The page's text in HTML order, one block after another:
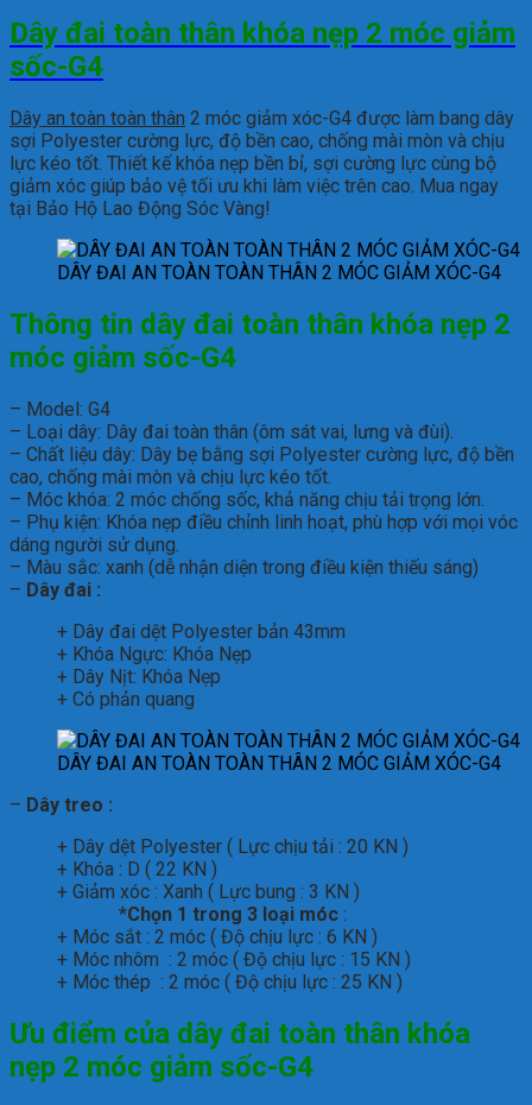
Dây đai toàn thân khóa nẹp 2 móc giảm
sốc-G4
Dây an toàn toàn thân 2 móc giảm xóc-G4 được làm bang dây
sợi Polyester cường lực, độ bền cao, chống mài mòn và chịu
lực kéo tốt. Thiết kế khóa nẹp bền bỉ, sợi cường lực cùng bộ
giảm xóc giúp bảo vệ tối ưu khi làm việc trên cao. Mua ngay
tại Bảo Hộ Lao Động Sóc Vàng!
DÂY ĐAI AN TOÀN TOÀN THÂN 2 MÓC GIẢM XÓC-G4
Thông tin dây đai toàn thân khóa nẹp 2
móc giảm sốc-G4
– Model: G4
– Loại dây: Dây đai toàn thân (ôm sát vai, lưng và đùi).
– Chất liệu dây: Dây bẹ bằng sợi Polyester cường lực, độ bền
cao, chống mài mòn và chịu lực kéo tốt.
– Móc khóa: 2 móc chống sốc, khả năng chịu tải trọng lớn.
– Phụ kiện: Khóa nẹp điều chỉnh linh hoạt, phù hợp với mọi vóc
dáng người sử dụng.
– Màu sắc: xanh (dễ nhận diện trong điều kiện thiếu sáng)
– Dây đai :
+ Dây đai dệt Polyester bản 43mm
+ Khóa Ngực: Khóa Nẹp
+ Dây Nịt: Khóa Nẹp
+ Có phản quang
DÂY ĐAI AN TOÀN TOÀN THÂN 2 MÓC GIẢM XÓC-G4
– Dây treo :
+ Dây dệt Polyester ( Lực chịu tải : 20 KN )
+ Khóa : D ( 22 KN )
+ Giảm xóc : Xanh ( Lực bung : 3 KN )
*Chọn 1 trong 3 loại móc :
+ Móc sắt : 2 móc ( Độ chịu lực : 6 KN )
+ Móc nhôm : 2 móc ( Độ chịu lực : 15 KN )
+ Móc thép : 2 móc ( Độ chịu lực : 25 KN )
Ưu điểm của dây đai toàn thân khóa
nẹp 2 móc giảm sốc-G4